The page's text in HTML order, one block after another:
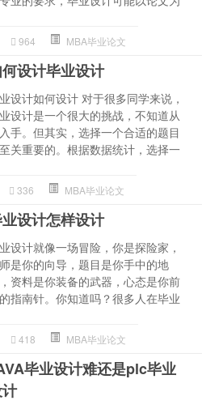
964 MBA毕业论文
设计毕业设计
设计如何设计 对于很多同学来说，
设计是一个很大的挑战，不知道从
手。但其实，选择一个合适的题目
关重要的。根据数据统计，选择一
336 MBA毕业论文
设计怎样设计
设计就像一场冒险，你是探险家，
是你的向导，题目是你手中的地
资料是你装备的武器，心态是你前
指南针。你知道吗？很多人在毕业
418 MBA毕业论文
毕业设计难还是plc毕业